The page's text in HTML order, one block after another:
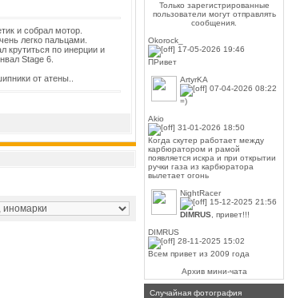
и собрал мотор.
легко пальцами.
крутиться по инерции и
Stage 6.
от атены..
Только зарегистрированные
пользователи могут отправлять
сообщения.
Okorock_
17-05-2026 19:46
ПРивет
ArtyrKA
07-04-2026 08:22
=)
Akio
31-01-2026 18:50
Когда скутер работает между
карбюратором и рамой
появляется искра и при открытии
ручки газа из карбюратора
вылетает огонь
NightRacer
15-12-2025 21:56
DIMRUS , привет!!!
DIMRUS
28-11-2025 15:02
Всем привет из 2009 года
Архив мини-чата
Случайная фотография